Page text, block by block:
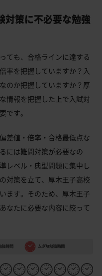
対策に不必要な勉強
ても、合格ラインに達する
率を把握していますか？入
のか把握していますか？厚
情報を把握した上で入試対
です。
差値・倍率・合格最低点な
には難問対策が必要なの
レベル・典型問題に集中し
対策を立て、厚木王子高校
ます。そのため、厚木王子
なたに必要な内容に絞って